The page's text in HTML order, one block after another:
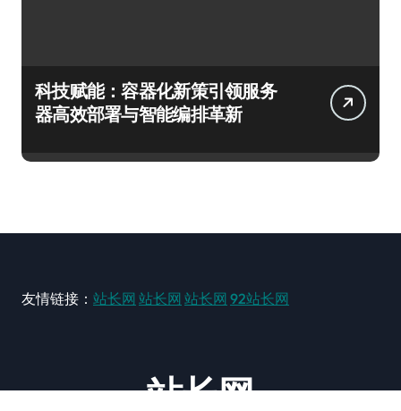
科技赋能：容器化新策引领服务
器高效部署与智能编排革新
友情链接： 站长网 站长网 站长网 92站长网
站长网